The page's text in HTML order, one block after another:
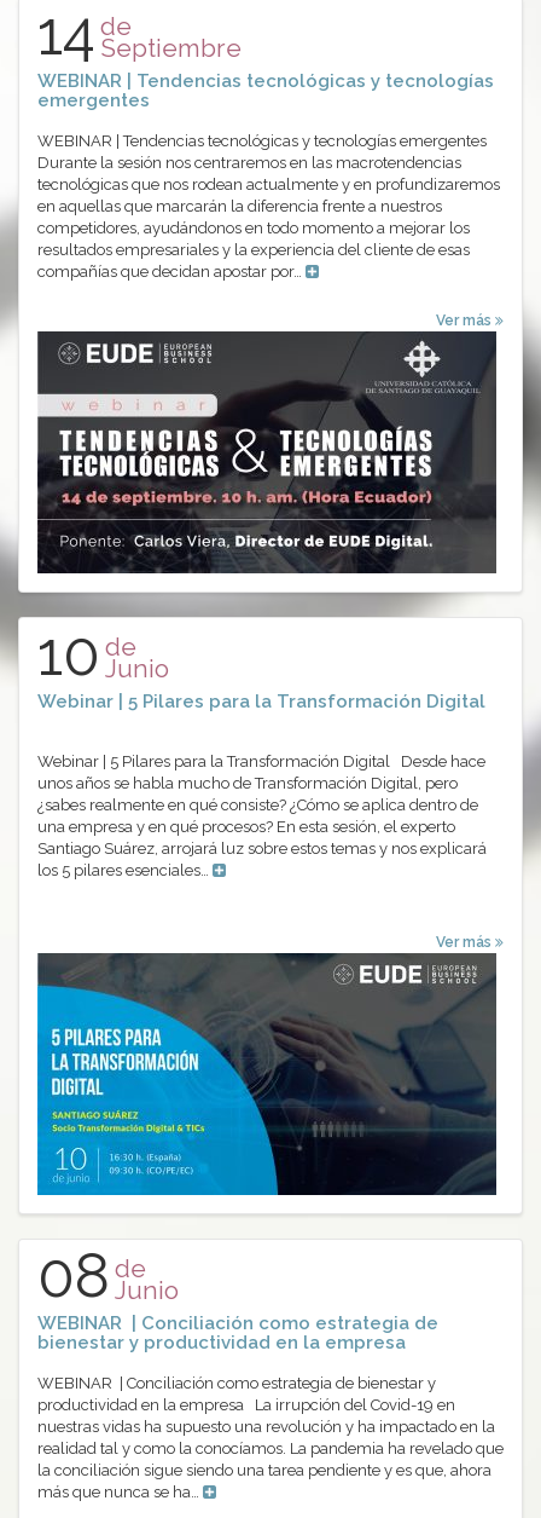
14 de
Septiembre
WEBINAR | Tendencias tecnológicas y tecnologías
emergentes
WEBINAR | Tendencias tecnológicas y tecnologías emergentes
Durante la sesión nos centraremos en las macrotendencias
tecnológicas que nos rodean actualmente y en profundizaremos
en aquellas que marcarán la diferencia frente a nuestros
competidores, ayudándonos en todo momento a mejorar los
resultados empresariales y la experiencia del cliente de esas
compañías que decidan apostar por…
Ver más
10 de
Junio
Webinar | 5 Pilares para la Transformación Digital
Webinar | 5 Pilares para la Transformación Digital Desde hace
unos años se habla mucho de Transformación Digital, pero
¿sabes realmente en qué consiste? ¿Cómo se aplica dentro de
una empresa y en qué procesos? En esta sesión, el experto
Santiago Suárez, arrojará luz sobre estos temas y nos explicará
los 5 pilares esenciales…
Ver más
08 de
Junio
WEBINAR | Conciliación como estrategia de
bienestar y productividad en la empresa
WEBINAR | Conciliación como estrategia de bienestar y
productividad en la empresa La irrupción del Covid-19 en
nuestras vidas ha supuesto una revolución y ha impactado en la
realidad tal y como la conocíamos. La pandemia ha revelado que
la conciliación sigue siendo una tarea pendiente y es que, ahora
más que nunca se ha…